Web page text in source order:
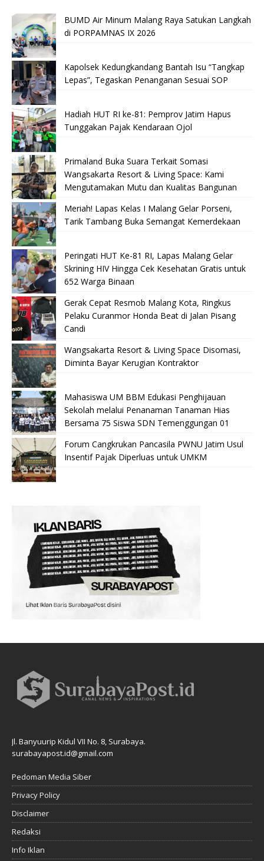
BUMD Air Minum Malang Raya Satukan Langkah
di PORPAMNAS IX 2026
Kapolsek Kedungkandang Bantah Isu “Tangkap
Lepas”, Tegaskan Penanganan Sesuai SOP
Hadiah HUT RI ke-81: Pemprov Jatim Hapus
Tunggakan Pajak Kendaraan Ojol
Primaland Buka Suara Terkait Somasi
Wangsakarta Resort & Living Space: Kami
Mengutamakan Mutu dan Kualitas Bangunan
Meriah! Lapas Kelas I Malang Gelar Porseni,
Tarik Tambang Buka Semangat Kemerdekaan
Peringati HUT Ke-81 RI, Lapas Malang Gelar
Skrining HIV Hingga Cek Kesehatan Gratis untuk
652 Warga Binaan
Gerak Cepat Resmob Malang Kota, Ringkus
Pelaku Curanmor Honda Beat di Jalan Pisang
Candi
Wangsakarta Resort & Living Space Disomasi,
Diminta Bayar Kerugian Kontraktor
Mahasiswa UM BBM Edukasi Penghijauan
Sekolah melalui Penanaman Tanaman Hias
Bersama 75 Siswa SDN Temenggungan 01
Forum Cangkrukan Pancasila PWNU Jatim Usul
Insentif Pajak Diperluas untuk UMKM
Jl. Banyuurip Kidul VII No. 8, Surabaya.
surabayapost.id@gmail.com
Pedoman Media Siber
Privacy Policy
Disclaimer
Redaksi
Info Iklan